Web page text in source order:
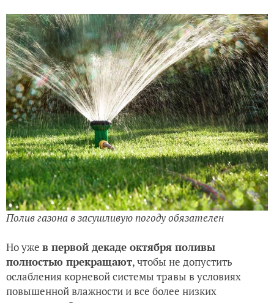
Полив газона в засушливую погоду обязателен
Но уже в первой декаде октября поливы
полностью прекращают, чтобы не допустить
ослабления корневой системы травы в условиях
повышенной влажности и все более низких